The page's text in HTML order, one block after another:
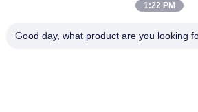
중국 상등품 하이브리드 스테퍼 모터 공급
1:22 PM
Good day, what product are you looking